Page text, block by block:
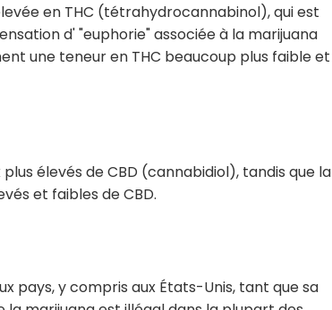
en THC (tétrahydrocannabinol), qui est
d' "euphorie" associée à la marijuana
une teneur en THC beaucoup plus faible et
élevés de CBD (cannabidiol), tandis que la
et faibles de CBD.
pays, y compris aux États-Unis, tant que sa